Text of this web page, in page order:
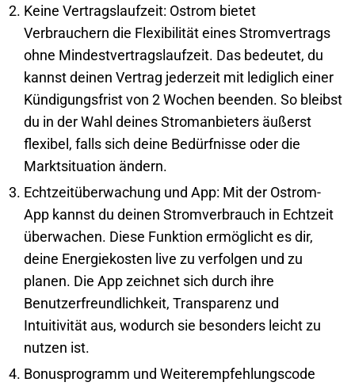
Keine Vertragslaufzeit: Ostrom bietet
Verbrauchern die Flexibilität eines Stromvertrags
ohne Mindestvertragslaufzeit. Das bedeutet, du
kannst deinen Vertrag jederzeit mit lediglich einer
Kündigungsfrist von 2 Wochen beenden. So bleibst
du in der Wahl deines Stromanbieters äußerst
flexibel, falls sich deine Bedürfnisse oder die
Marktsituation ändern.
Echtzeitüberwachung und App: Mit der Ostrom-
App kannst du deinen Stromverbrauch in Echtzeit
überwachen. Diese Funktion ermöglicht es dir,
deine Energiekosten live zu verfolgen und zu
planen. Die App zeichnet sich durch ihre
Benutzerfreundlichkeit, Transparenz und
Intuitivität aus, wodurch sie besonders leicht zu
nutzen ist.
Bonusprogramm und Weiterempfehlungscode